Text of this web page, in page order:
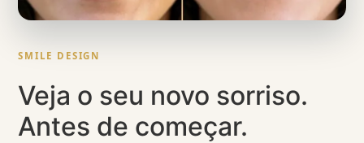
SMILE DESIGN
Veja o seu novo sorriso.
Antes de começar.